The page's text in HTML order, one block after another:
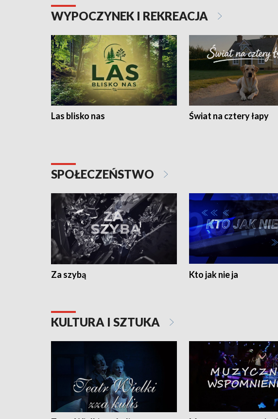
WYPOCZYNEK I REKREACJA
Las blisko nas Świat na cztery łapy
SPOŁECZEŃSTWO
Za szybą Kto jak nie ja
KULTURA I SZTUKA